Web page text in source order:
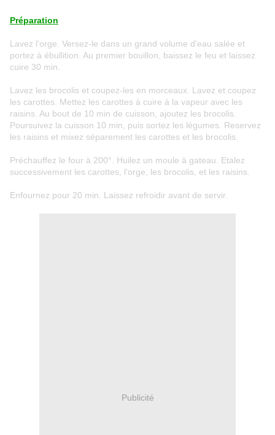
Préparation
Lavez l'orge. Versez-le dans un grand volume d'eau salée et
portez à ébullition. Au premier bouillon, baissez le feu et laissez
cuire 30 min.
Lavez les brocolis et coupez-les en morceaux. Lavez et coupez
les carottes. Mettez les carottes à cuire à la vapeur avec les
raisins. Au bout de 10 min de cuisson, ajoutez les brocolis.
Poursuivez la cuisson 10 min, puis sortez les légumes. Reservez
les raisins et mixez séparement les carottes et les brocolis.
Préchauffez le four à 200°. Huilez un moule à gateau. Etalez
successivement les carottes, l'orge, les brocolis, et les raisins.
Enfournez pour 20 min. Laissez refroidir avant de servir.
Publicité